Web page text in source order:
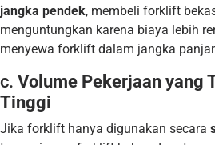
jangka pendek, membeli forklift
menguntungkan karena biaya lebih
menyewa forklift dalam jangka
c. Volume Pekerjaan yang
Tinggi
Jika forklift hanya digunakan secara